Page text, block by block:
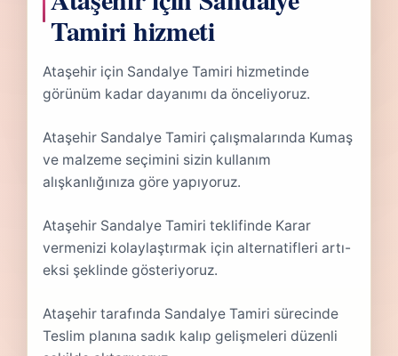
Tamiri hizmeti
Ataşehir için Sandalye Tamiri hizmetinde
görünüm kadar dayanımı da önceliyoruz.
Ataşehir Sandalye Tamiri çalışmalarında Kumaş
ve malzeme seçimini sizin kullanım
alışkanlığınıza göre yapıyoruz.
Ataşehir Sandalye Tamiri teklifinde Karar
vermenizi kolaylaştırmak için alternatifleri artı-
eksi şeklinde gösteriyoruz.
Ataşehir tarafında Sandalye Tamiri sürecinde
Teslim planına sadık kalıp gelişmeleri düzenli